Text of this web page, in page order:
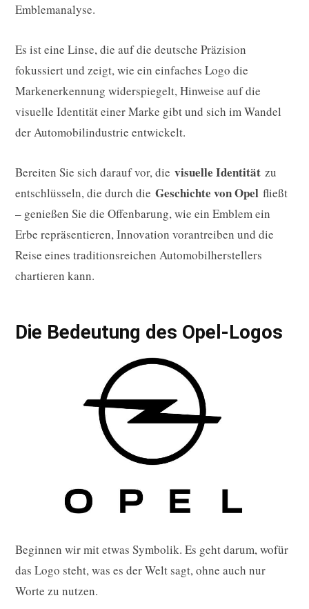
Emblemanalyse.
Es ist eine Linse, die auf die deutsche Präzision
fokussiert und zeigt, wie ein einfaches Logo die
Markenerkennung widerspiegelt, Hinweise auf die
visuelle Identität einer Marke gibt und sich im Wandel
der Automobilindustrie entwickelt.
Bereiten Sie sich darauf vor, die visuelle Identität zu
entschlüsseln, die durch die Geschichte von Opel fließt
– genießen Sie die Offenbarung, wie ein Emblem ein
Erbe repräsentieren, Innovation vorantreiben und die
Reise eines traditionsreichen Automobilherstellers
chartieren kann.
Die Bedeutung des Opel-Logos
Beginnen wir mit etwas Symbolik. Es geht darum, wofür
das Logo steht, was es der Welt sagt, ohne auch nur
Worte zu nutzen.